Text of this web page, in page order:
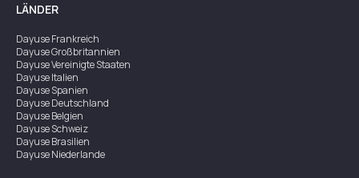
LÄNDER
DayuseFrankreich
DayuseGroßbritannien
DayuseVereinigte Staaten
DayuseItalien
DayuseSpanien
DayuseDeutschland
DayuseBelgien
DayuseSchweiz
DayuseBrasilien
DayuseNiederlande